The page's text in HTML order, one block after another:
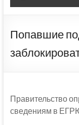
Попавшие
Правительство
сведениям в